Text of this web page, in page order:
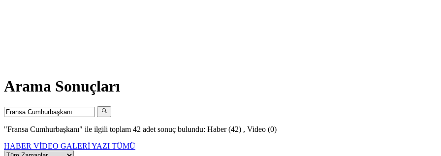
Arama Sonuçları
"Fransa Cumhurbaşkanı" ile ilgili toplam 42 adet sonuç bulundu: Haber (42) , Video (0)
HABER VİDEO GALERİYAZI TÜMÜ